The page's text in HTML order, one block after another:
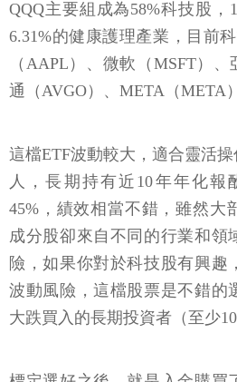
QQQ主要組成為58%科技股，
6.31%的健康護理產業，目前
（AAPL）、微軟（MSFT）
通（AVGO）、META（META
這檔ETF波動較大，適合靈活
人，長期持有近10年年化報
45%，績效相當不錯，雖然大
成分股卻來自不同的行業和領
險，如果你對於科技股有興趣
波動風險，這檔股票是不錯的
大跌買入的長期投資者（至少10